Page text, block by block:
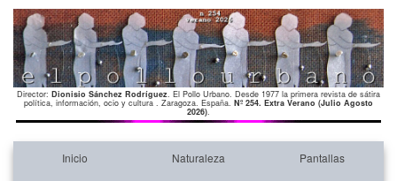
Director: Dionisio Sánchez Rodríguez. El Pollo Urbano. Desde 1977 la primera revista de sátira
política, información, ocio y cultura . Zaragoza. España. Nº 254. Extra Verano (Julio Agosto
2026).
Inicio Naturaleza Pantallas